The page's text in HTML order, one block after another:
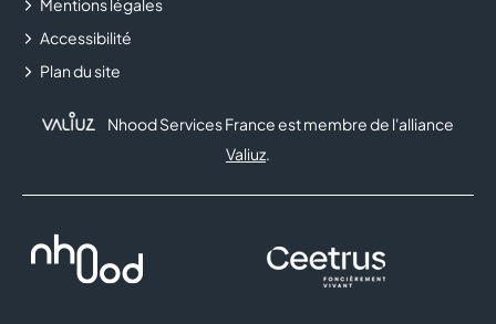
Mentions légales
Accessibilité
Plan du site
Nhood Services France est membre de l'alliance
Valiuz.